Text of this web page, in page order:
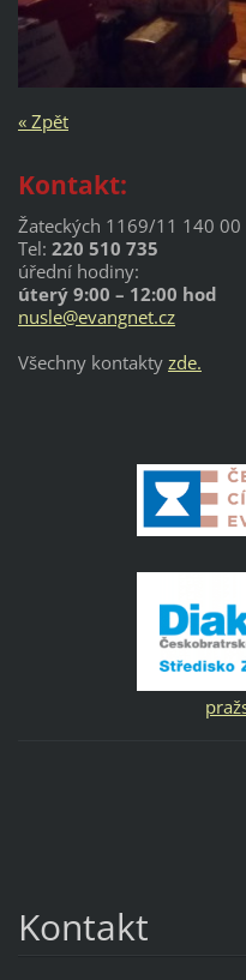
« Zpět
Kontakt:
Žateckých 1169/11 140 00
Tel: 220 510 735
úřední hodiny:
úterý 9:00 – 12:00 hod
nusle@evangnet.cz
Všechny kontakty zde.
Kontakt